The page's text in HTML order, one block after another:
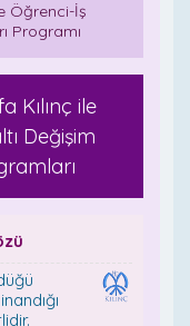
Öğrenci-İş
Programı
Kılınç ile
Değişim